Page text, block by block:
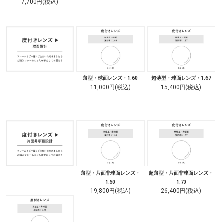
7,700円(税込)
薄型・球面レンズ・1.60
11,000円(税込)
超薄型・球面レンズ・1.67
15,400円(税込)
薄型・片面非球面レンズ・
1.60
19,800円(税込)
超薄型・片面非球面レンズ・
1.70
26,400円(税込)